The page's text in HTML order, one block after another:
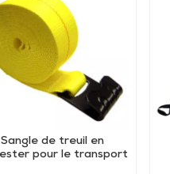
Sangle de treuil en
pour le transport